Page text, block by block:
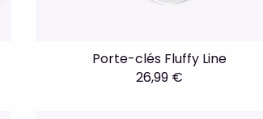
Porte-clés Fluffy Line
26,99 €